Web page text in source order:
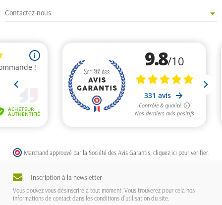
Contactez-nous
Marchand approuvé par la Société des Avis Garantis, cliquez ici pour vérifier
Inscription à la newsletter
Vous pouvez vous désinscrire à tout moment. Vous trouverez pour cela nos
informations de contact dans les conditions d'utilisation du site.